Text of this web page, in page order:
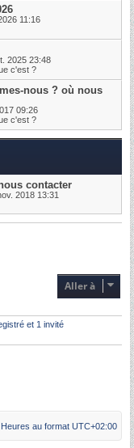
11:16
2025 23:48
c'est ?
nous ? où nous
09:26
c'est ?
contacter
2018 13:31
Aller à
et 1 invité
Heures au format UTC+02:00